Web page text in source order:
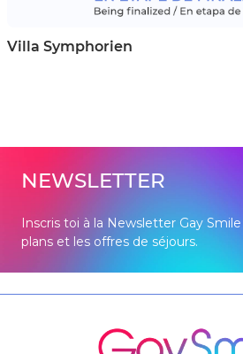
Villa Symphorien
NEWSLETTER
Inscris toi à la Newsletter Gay
plans et les offres de séjours.